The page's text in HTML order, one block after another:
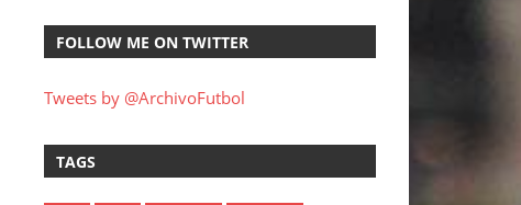
FOLLOW ME ON TWITTER
Tweets by @ArchivoFutbol
TAGS